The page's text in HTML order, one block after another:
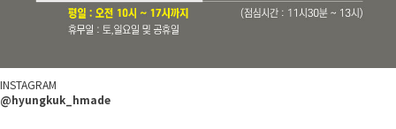
INSTAGRAM
@hyungkuk_hmade